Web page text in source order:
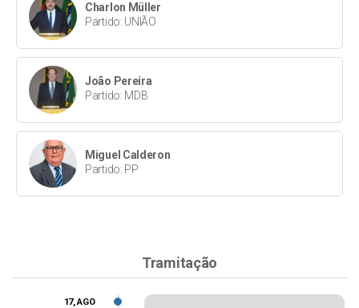
Charlon Müller
Partido: UNIÃO
João Pereira
Partido: MDB
Miguel Calderon
Partido: PP
Tramitação
17, AGO